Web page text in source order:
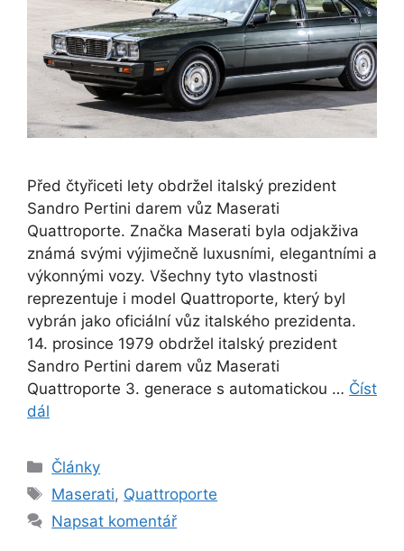
Před čtyřiceti lety obdržel italský prezident
Sandro Pertini darem vůz Maserati
Quattroporte. Značka Maserati byla odjakživa
známá svými výjimečně luxusními, elegantními a
výkonnými vozy. Všechny tyto vlastnosti
reprezentuje i model Quattroporte, který byl
vybrán jako oficiální vůz italského prezidenta.
14. prosince 1979 obdržel italský prezident
Sandro Pertini darem vůz Maserati
Quattroporte 3. generace s automatickou … Číst
dál
Rubriky
Články
Štítky
Maserati, Quattroporte
Napsat komentář